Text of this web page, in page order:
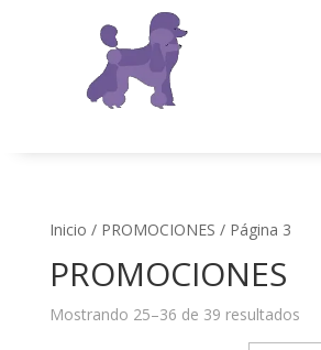
Inicio / PROMOCIONES / Página 3
PROMOCIONES
Mostrando 25–36 de 39 resultados